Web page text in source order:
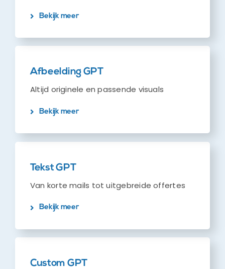
Contact
Bekijk meer
Afbeelding GPT
Altijd originele en passende visuals
Bekijk meer
Tekst GPT
Van korte mails tot uitgebreide offertes
Bekijk meer
Custom GPT